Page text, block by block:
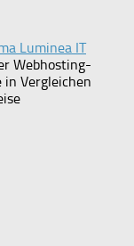
Luminea IT
Webhosting-
in Vergleichen